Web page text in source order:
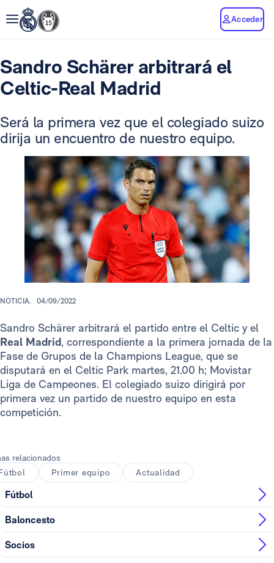
Acceder
Sandro Schärer arbitrará el
Celtic-Real Madrid
Será la primera vez que el colegiado suizo
dirija un encuentro de nuestro equipo.
NOTICIA. 04/09/2022
Sandro Schärer arbitrará el partido entre el Celtic y el
Real Madrid, correspondiente a la primera jornada de la
Fase de Grupos de la Champions League, que se
disputará en el Celtic Park martes, 21.00 h; Movistar
Liga de Campeones. El colegiado suizo dirigirá por
primera vez un partido de nuestro equipo en esta
competición.
relacionados
Primer equipo Actualidad
Fútbol
Baloncesto
Socios